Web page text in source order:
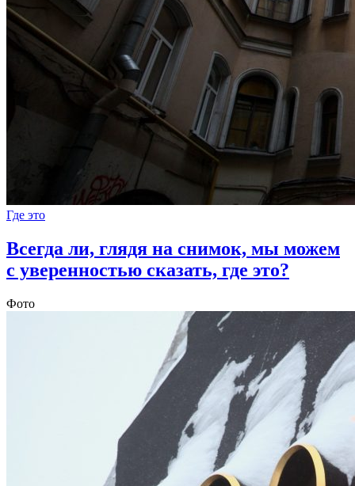
Где это
Всегда ли, глядя на снимок, мы можем
с уверенностью сказать, где это?
Фото